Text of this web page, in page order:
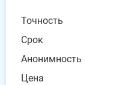
Точность
Срок
Анонимность
Цена